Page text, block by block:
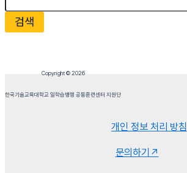
검색
Copyright © 2026
한국기술교육대학교 일학습병행 공동훈련센터 지원단
개인 정보 처리 방침
문의하기↗